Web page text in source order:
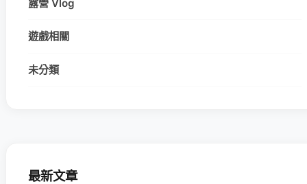
露營 Vlog
遊戲相關
未分類
最新文章